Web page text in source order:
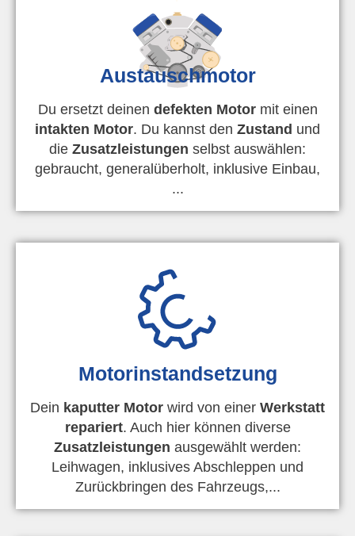
Austauschmotor
Du ersetzt deinen defekten Motormit einen
intakten Motor. Du kannst den Zustand und
die Zusatzleistungen selbst auswählen:
gebraucht, generalüberholt, inklusive Einbau,
...
Motorinstandsetzung
Dein kaputter Motor wird von einer Werkstatt
repariert. Auch hier können diverse
Zusatzleistungen ausgewählt werden:
Leihwagen, inklusives Abschleppen und
Zurückbringen des Fahrzeugs,...